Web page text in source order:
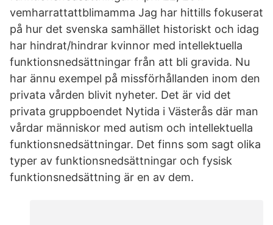
vemharrattattblimamma Jag har hittills fokuserat
på hur det svenska samhället historiskt och idag
har hindrat/hindrar kvinnor med intellektuella
funktionsnedsättningar från att bli gravida. Nu
har ännu exempel på missförhållanden inom den
privata vården blivit nyheter. Det är vid det
privata gruppboendet Nytida i Västerås där man
vårdar människor med autism och intellektuella
funktionsnedsättningar. Det finns som sagt olika
typer av funktionsnedsättningar och fysisk
funktionsnedsättning är en av dem.